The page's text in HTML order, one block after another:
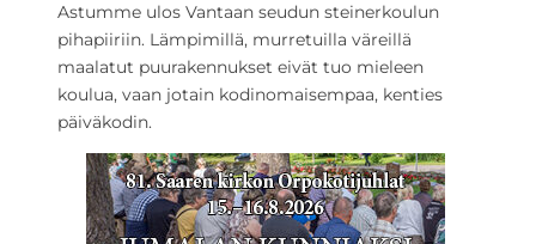
Astumme ulos Vantaan seudun steinerkoulun
pihapiiriin. Lämpimillä, murretuilla väreillä
maalatut puurakennukset eivät tuo mieleen
koulua, vaan jotain kodinomaisempaa, kenties
päiväkodin.